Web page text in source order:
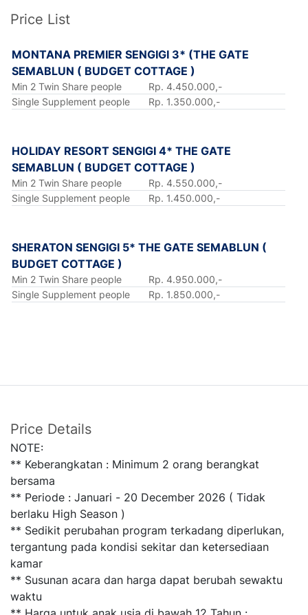
Price List
MONTANA PREMIER SENGIGI 3* (THE GATE
SEMABLUN ( BUDGET COTTAGE )
Min 2 Twin Share people
Rp. 4.450.000,-
Single Supplement people
Rp. 1.350.000,-
HOLIDAY RESORT SENGIGI 4* THE GATE
SEMABLUN ( BUDGET COTTAGE )
Min 2 Twin Share people
Rp. 4.550.000,-
Single Supplement people
Rp. 1.450.000,-
SHERATON SENGIGI 5* THE GATE SEMABLUN (
BUDGET COTTAGE )
Min 2 Twin Share people
Rp. 4.950.000,-
Single Supplement people
Rp. 1.850.000,-
Price Details
NOTE:
** Keberangkatan : Minimum 2 orang berangkat
bersama
** Periode : Januari - 20 December 2026 ( Tidak
berlaku High Season )
** Sedikit perubahan program terkadang diperlukan,
tergantung pada kondisi sekitar dan ketersediaan
kamar
** Susunan acara dan harga dapat berubah sewaktu
waktu